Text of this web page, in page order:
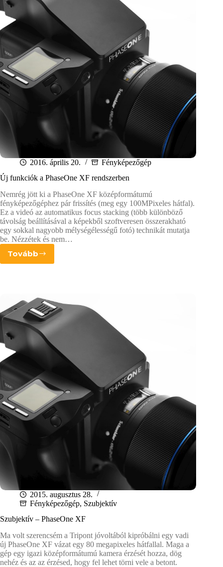
2016. április 20.
Fényképezőgép
Új funkciók a PhaseOne XF rendszerben
Nemrég jött ki a PhaseOne XF középformátumú
fényképezőgéphez pár frissítés (meg egy 100MPixeles hátfal).
Ez a videó az automatikus focus stacking (több különböző
távolság beállításával a képekből szoftveresen összerakható
egy sokkal nagyobb mélységélességű fotó) technikát mutatja
be. Nézzétek és nem…
Tovább
Új
XF
rendszerben
2015. augusztus 28.
Fényképezőgép, Szubjektív
Szubjektív – PhaseOne XF
Ma volt szerencsém a Tripont jóvoltából kipróbálni egy vadi
új PhaseOne XF vázat egy 80 megapixeles hátfallal. Maga a
gép egy igazi középformátumú kamera érzését hozza, dög
nehéz és az az érzésed, hogy fel lehet törni vele a betont.